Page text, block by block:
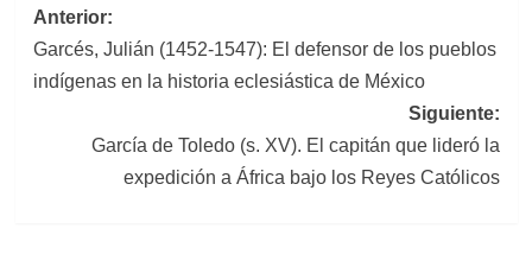
Navegación
de
entradas
Anterior:
Garcés, Julián (1452-1547): El defensor de los pueblos
indígenas en la historia eclesiástica de México
Siguiente:
García de Toledo (s. XV). El capitán que lideró la
expedición a África bajo los Reyes Católicos